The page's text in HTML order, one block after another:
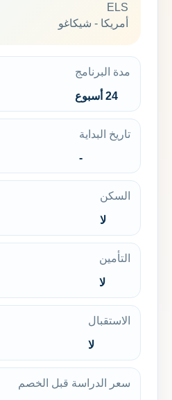
ELS
أمريكا - شيكاغو
مدة البرنامج
24 أسبوع
تاريخ البداية
-
السكن
لا
التأمين
لا
الاستقبال
لا
سعر الدراسة قبل الخصم